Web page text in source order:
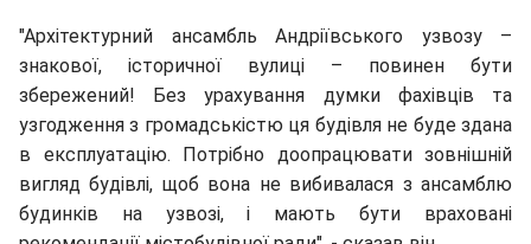
"Архітектурний ансамбль Андріївського узвозу –
знакової, історичної вулиці – повинен бути
збережений! Без урахування думки фахівців та
узгодження з громадськістю ця будівля не буде здана
в експлуатацію. Потрібно доопрацювати зовнішній
вигляд будівлі, щоб вона не вибивалася з ансамблю
будинків на узвозі, і мають бути враховані